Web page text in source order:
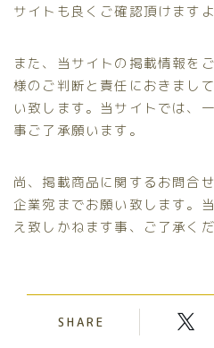
サイトも良くご確認頂けます
また、当サイトの掲載情報を
様のご判断と責任におきまし
い致します。当サイトでは、
事ご了承願います。
尚、掲載商品に関するお問合
企業宛までお願い致します。
え致しかねます事、ご了承くだ
SHARE